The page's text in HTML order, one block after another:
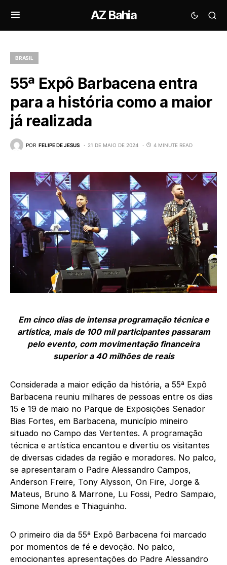
AZ Bahia
BRASIL
55ª Expô Barbacena entra
para a história como a maior
já realizada
POR FELIPE DE JESUS 21 DE MAIO DE 2024 4 MINUTE READ
Em cinco dias de intensa programação técnica e
artística, mais de 100 mil participantes passaram
pelo evento, com movimentação financeira
superior a 40 milhões de reais
Considerada a maior edição da história, a 55ª Expô
Barbacena reuniu milhares de pessoas entre os dias
15 e 19 de maio no Parque de Exposições Senador
Bias Fortes, em Barbacena, município mineiro
situado no Campo das Vertentes. A programação
técnica e artística encantou e divertiu os visitantes
de diversas cidades da região e moradores. No palco,
se apresentaram o Padre Alessandro Campos,
Anderson Freire, Tony Alysson, On Fire, Jorge &
Mateus, Bruno & Marrone, Lu Fossi, Pedro Sampaio,
Simone Mendes e Thiaguinho.
O primeiro dia da 55ª Expô Barbacena foi marcado
por momentos de fé e devoção. No palco,
emocionantes apresentações do Padre Alessandro